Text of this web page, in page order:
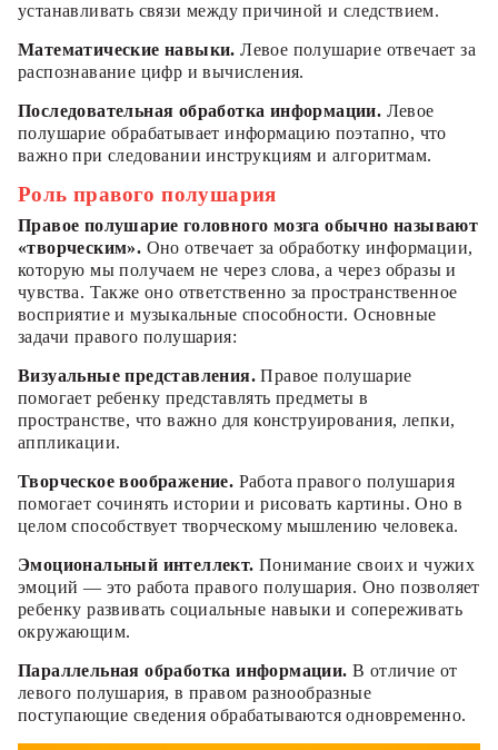
устанавливать связи между причиной и следствием.
Математические навыки. Левое полушарие отвечает за
распознавание цифр и вычисления.
Последовательная обработка информации. Левое
полушарие обрабатывает информацию поэтапно, что
важно при следовании инструкциям и алгоритмам.
Роль правого полушария
Правое полушарие головного мозга обычно называют
«творческим». Оно отвечает за обработку информации,
которую мы получаем не через слова, а через образы и
чувства. Также оно ответственно за пространственное
восприятие и музыкальные способности. Основные
задачи правого полушария:
Визуальные представления. Правое полушарие
помогает ребенку представлять предметы в
пространстве, что важно для конструирования, лепки,
аппликации.
Творческое воображение. Работа правого полушария
помогает сочинять истории и рисовать картины. Оно в
целом способствует творческому мышлению человека.
Эмоциональный интеллект. Понимание своих и чужих
эмоций — это работа правого полушария. Оно позволяет
ребенку развивать социальные навыки и сопереживать
окружающим.
Параллельная обработка информации. В отличие от
левого полушария, в правом разнообразные
поступающие сведения обрабатываются одновременно.